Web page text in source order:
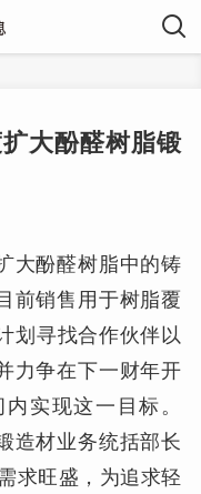
大酚醛树脂锻
酚醛树脂中的铸
前销售用于树脂覆
划寻找合作伙伴以
力争在下一财年开
实现这一目标。
造材业务统括部长
求旺盛，为追求轻